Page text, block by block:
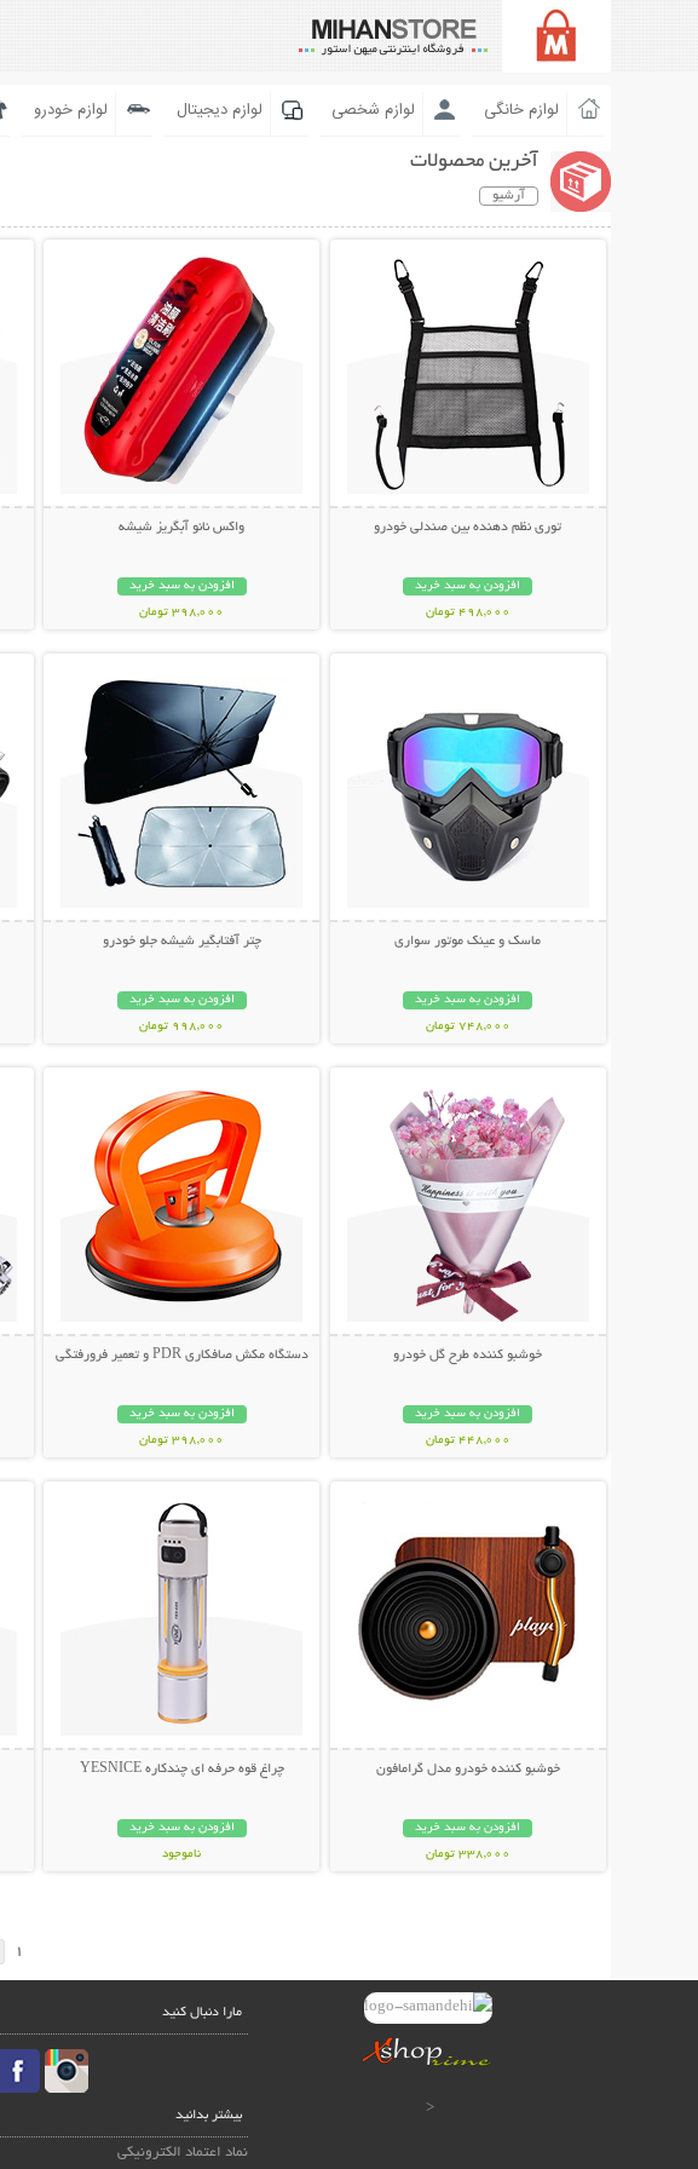
لوازم خانگی لوازم شخصی لوازم دیجیتال لوازم خودرو
آخرین محصولات
آرشیو
توری نظم دهنده بین صندلی خودرو
افزودن به سبد خرید
498,000 تومان
واکس نانو آبگریز شیشه
افزودن به سبد خرید
398,000 تومان
ماسک و عینک موتور سواری
افزودن به سبد خرید
748,000 تومان
چتر آفتابگیر شیشه جلو خودرو
افزودن به سبد خرید
998,000 تومان
خوشبو کننده طرح گل خودرو
افزودن به سبد خرید
448,000 تومان
دستگاه مکش صافکاری PDR و تعمیر فرورفتگی
افزودن به سبد خرید
398,000 تومان
خوشبو کننده خودرو مدل گرامافون
افزودن به سبد خرید
338,000 تومان
چراغ قوه حرفه ای چندکاره YESNICE
افزودن به سبد خرید
ناموجود
1
<
مارا دنبال کنید
بیشتر بدانید
نماد اعتماد الکترونیکی